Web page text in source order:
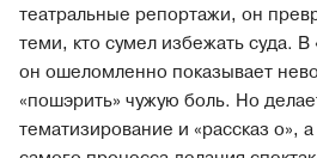
театральные репортажи, он
теми, кто сумел избежать суда. В
он ошеломленно показывает
«пошэрить» чужую боль. Но
тематизирование и «рассказ о»,